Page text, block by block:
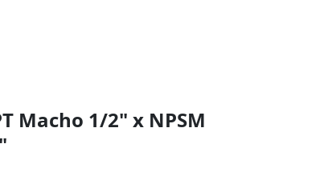
Macho 1/2" x NPSM